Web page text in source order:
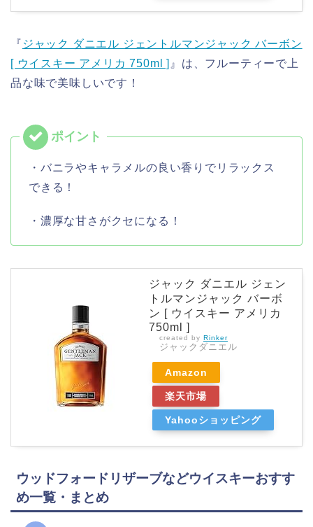
『 ジャック ダニエル ジェントルマンジャック バーボン
[ ウイスキー アメリカ 750ml ] 』は、フルーティーで上
品な味で美味しいです！
・バニラやキャラメルの良い香りでリラックス
できる！
・濃厚な甘さがクセになる！
ジャック ダニエル ジェン
トルマンジャック バーボ
ン [ ウイスキー アメリカ
750ml ]
created by Rinker
ジャックダニエル
Amazon
楽天市場
Yahooショッピング
ウッドフォードリザーブなどウイスキーおすす
め一覧・まとめ